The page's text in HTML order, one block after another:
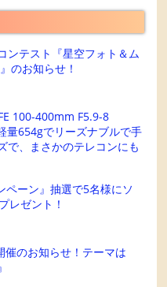
ンテスト『星空フォト＆ム
のお知らせ！
100-400mm F5.9-8
量654gでリーズナブルで手
で、まさかのテレコンにも
ーン』抽選で5名様にソ
レゼント！
のお知らせ！テーマは